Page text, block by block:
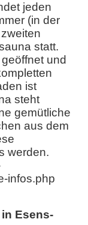
jeden
(in der
statt.
und
ist
steht
gemütliche
aus dem
werden.
infos.php
Esens-